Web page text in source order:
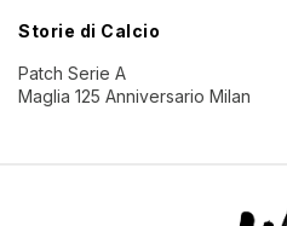
Storie di Calcio
Patch Serie A
Maglia 125 Anniversario Milan